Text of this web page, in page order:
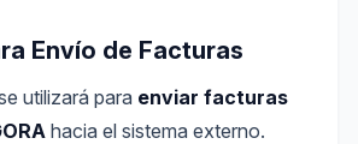
Envío de Facturas
utilizará para enviar facturas
hacia el sistema externo.